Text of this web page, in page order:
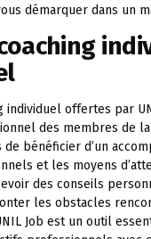
démarquer dans un
individuel offertes par
des membres de
bénéficier d’un
et les moyens
des conseils
les obstacles
Job est un outil